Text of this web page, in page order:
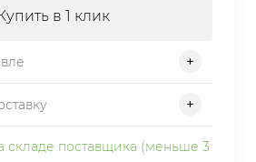
в 1 клик
складе поставщика (меньше 3